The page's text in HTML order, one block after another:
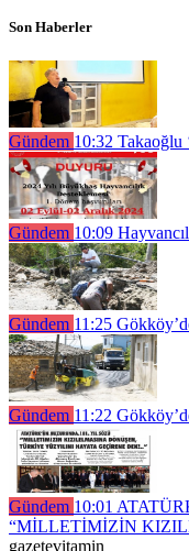
Son Haberler
Gündem 10:32 Takaoğlu
Gündem 10:09
Gündem 11:25
Gündem 11:22
Gündem 10:01
“MİLLETİMİZİN
gazetevitamin